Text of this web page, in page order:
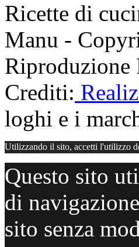
Ricette di
Manu -
Riproduzione
Crediti:
loghi e i
Utilizzando il sito, accetti l'utilizzo
Questo sito
di
sito senza